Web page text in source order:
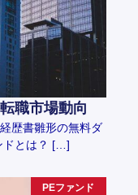
職市場動向
歴書雛形の無料ダ
ドとは？ […]
PEファンド